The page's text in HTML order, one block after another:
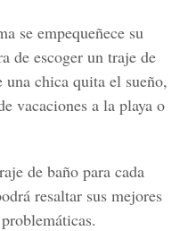
se empequeñece su
de escoger un traje de
una chica quita el sueño,
vacaciones a la playa o
de baño para cada
resaltar sus mejores